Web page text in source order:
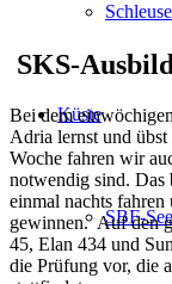
Küste
SBF-See
SKS-
Bei dem
Adria lernst und
Woche fahren wir
notwendig sind. Das
einmal nachts
gewinnen. Auf den
45, Elan 434 und
die Prüfung vor, die